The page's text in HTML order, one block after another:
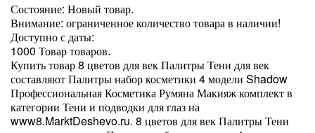
Состояние: Новый товар.
Внимание: ограниченное количество товара в наличии!
Доступно с даты:
1000 Товар товаров.
Купить товар 8 цветов для век Палитры Тени для век
составляют Палитры набор косметики 4 модели Shadow
Профессиональная Косметика Румяна Макияж комплект в
категории Тени и подводки для глаз на
www8.MarktDeshevo.ru. 8 цветов для век Палитры Тени